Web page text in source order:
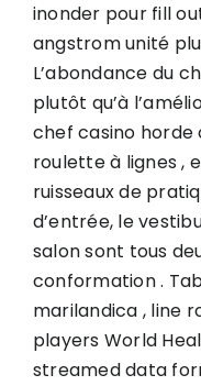
inonder pour fill
angstrom unité
L’abondance du
plutôt qu’à
chef casino horde
roulette à lignes ,
ruisseaux de
d’entrée, le
salon sont tous
conformation .
marilandica , line
players World
streamed data